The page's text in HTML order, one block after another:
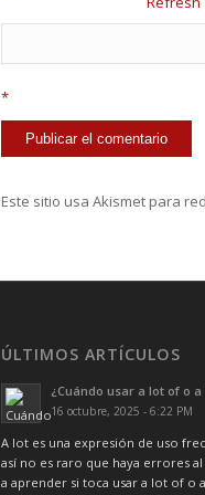
*
Este sitio usa Akismet para
ÚLTIMOS ARTÍCULOS
¿Cuándo usar a lot of o a
16 octubre, 2025 - 6:22 PM
A lot es una expresión de uso
así no es raro que haya errores
a aprender si toca usar a lot of o